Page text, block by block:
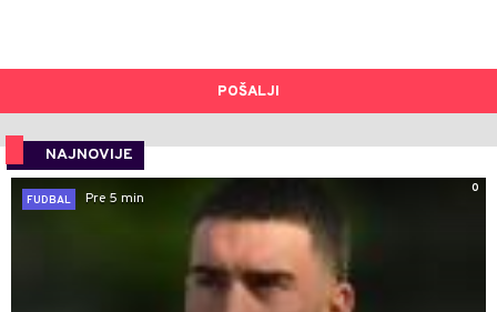
POŠALJI
NAJNOVIJE
0
FUDBAL
Pre 5 min